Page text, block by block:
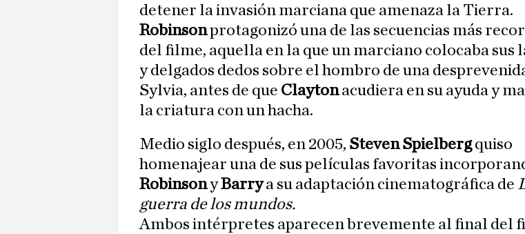
detener la invasión marciana que amenaza la Tierra.
Robinsonprotagonizó una de las secuencias más
del filme, aquella en la que un marciano colocaba sus
y delgados dedos sobre el hombro de una
Sylvia, antes de que Claytonacudiera en su ayuda y
la criatura con un hacha.
Medio siglo después, en 2005, Steven Spielbergquiso
homenajear una de sus películas favoritas
RobinsonyBarrya su adaptación cinematográfica de
guerra de los mundos.
Ambos intérpretes aparecen brevemente al final del